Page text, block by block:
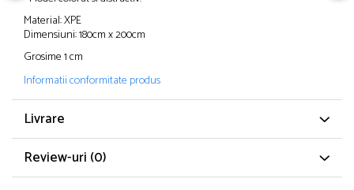
Material: XPE
Dimensiuni: 180cm x 200cm
Grosime 1 cm
Informatii conformitate produs
Livrare
Review-uri (0)